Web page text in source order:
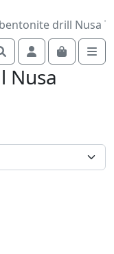
drill Nusa
SearchAccountCart
Nusa